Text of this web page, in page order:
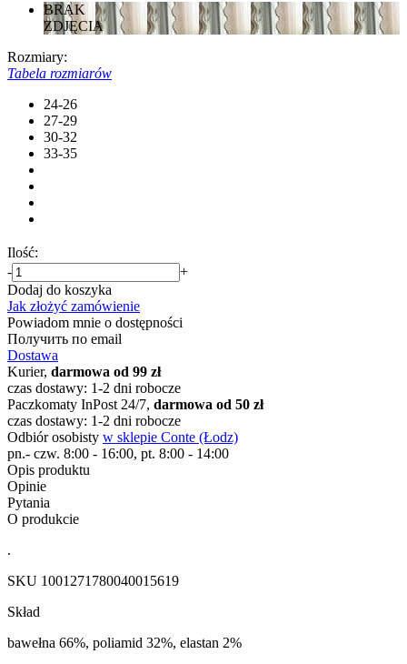
BRAK
ZDJĘCIA
Rozmiary:
Tabela rozmiarów
24-26
27-29
30-32
33-35
Ilość:
-
+
Dodaj do koszyka
Jak złożyć zamówienie
Powiadom mnie o dostępności
Получить по email
Dostawa
Kurier, darmowa od 99 zł
czas dostawy: 1-2 dni robocze
Paczkomaty InPost 24/7, darmowa od 50 zł
czas dostawy: 1-2 dni robocze
Odbiór osobisty w sklepie Conte (Łodz)
pn.- czw. 8:00 - 16:00, pt. 8:00 - 14:00
Opis produktu
Opinie
Pytania
O produkcie
.
SKU 1001271780040015619
Skład
bawełna 66%, poliamid 32%, elastan 2%